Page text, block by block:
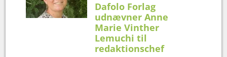
Dafolo Forlag
udnævner Anne
Marie Vinther
Lemuchi til
redaktionschef